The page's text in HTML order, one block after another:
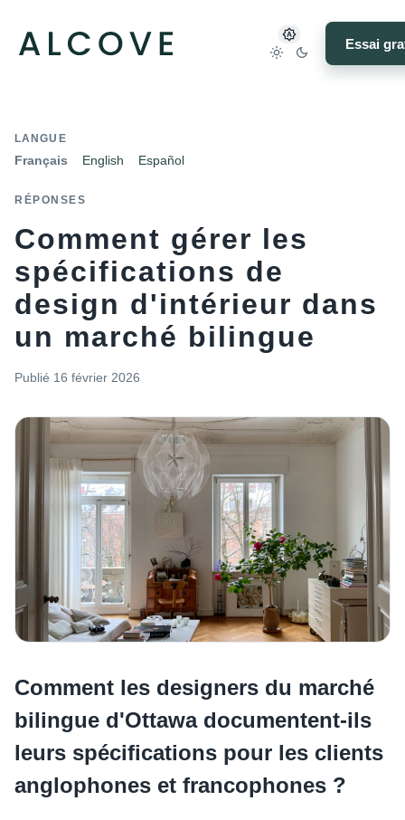
Essai
LANGUE
Français English Español
RÉPONSES
Comment gérer les
spécifications de
design d'intérieur dans
un marché bilingue
Publié 16 février 2026
Comment les designers du marché
bilingue d'Ottawa documentent-ils
leurs spécifications pour les clients
anglophones et francophones ?